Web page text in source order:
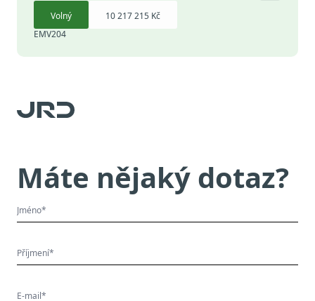
Volný
10 217 215 Kč
EMV204
Máte nějaký dotaz?